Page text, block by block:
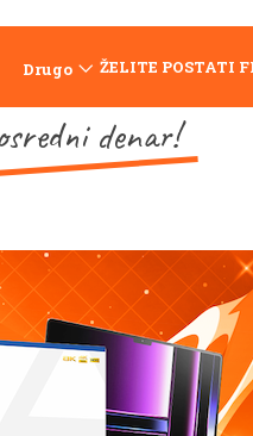
Drugo ŽELITE POSTATI
denar!